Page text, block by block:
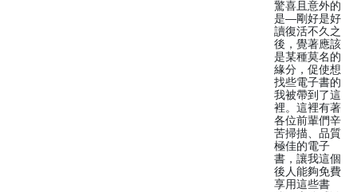
驚喜且意外的
是—剛好是好
讀復活不久之
後，覺著應該
是某種莫名的
緣分，促使想
找些電子書的
我被帶到了這
裡。這裡有著
各位前輩們辛
苦掃描、品質
極佳的電子
書，讓我這個
後人能夠免費
享用這些書